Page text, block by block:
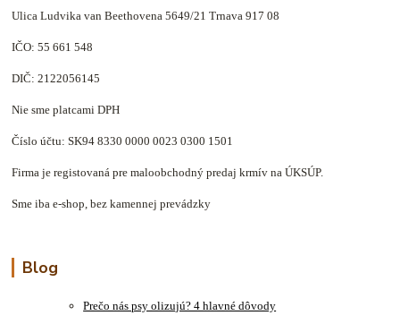
Ulica Ludvika van Beethovena 5649/21 Trnava 917 08
IČO: 55 661 548
DIČ: 2122056145
Nie sme platcami DPH
Číslo účtu: SK94 8330 0000 0023 0300 1501
Firma je registovaná pre maloobchodný predaj krmív na ÚKSÚP.
Sme iba e-shop, bez kamennej prevádzky
Blog
Prečo nás psy olizujú? 4 hlavné dôvody